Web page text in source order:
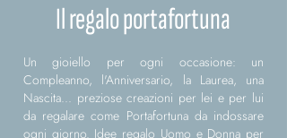
Il regalo portafortuna
Un gioiello per ogni occasione: un
Compleanno, l'Anniversario, la Laurea, una
Nascita... preziose creazioni per lei e per lui
da regalare come Portafortuna da indossare
ogni giorno. Idee regalo Uomo e Donna per